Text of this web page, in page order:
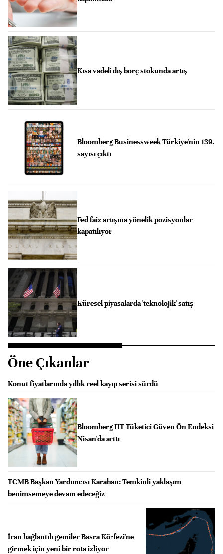
Kısa vadeli dış borç stokunda artış
Bloomberg Businessweek Türkiye'nin 139.
sayısı çıktı
Fed faiz artışına yönelik pozisyonlar
kapatılıyor
Küresel piyasalarda 'teknolojik' satış
Öne Çıkanlar
Konut fiyatlarında yıllık reel kayıp serisi sürdü
Bloomberg HT Tüketici Güven Ön Endeksi
Nisan'da arttı
TCMB Başkan Yardımcısı Karahan: Temkinli yaklaşım
benimsemeye devam edeceğiz
İran bağlantılı gemiler Basra Körfezi'ne
girmek için yeni bir rota izliyor